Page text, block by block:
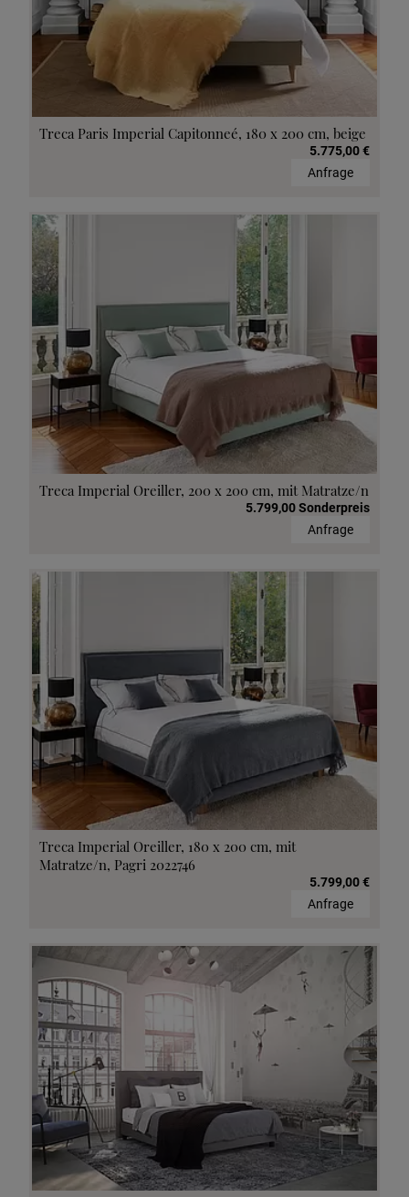
Treca Paris Imperial Capitonneé, 180 x 200 cm, beige
5.775,00 €
Anfrage
Treca Imperial Oreiller, 200 x 200 cm, mit Matratze/n
5.799,00 Sonderpreis
Anfrage
Treca Imperial Oreiller, 180 x 200 cm, mit
Matratze/n, Pagri 2022746
5.799,00 €
Anfrage